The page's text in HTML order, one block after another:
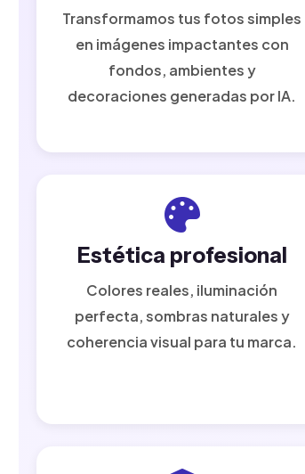
Transformamos tus fotos simples
en imágenes impactantes con
fondos, ambientes y
decoraciones generadas por IA.
Estética profesional
Colores reales, iluminación
perfecta, sombras naturales y
coherencia visual para tu marca.